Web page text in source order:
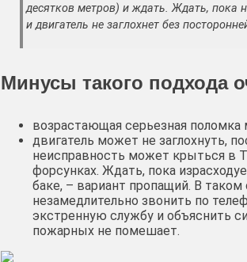
десятков метров) и ждать. Ждать, пока
и двигатель не заглохнет без
Минусы такого подхода
возрастающая серьезная поломка
двигатель может не заглохнуть,
неисправность может крыться в
форсунках. Ждать, пока
баке, – вариант пропащий. В таком
незамедлительно звонить по
экстренную службу и объяснить
пожарных не помешает.